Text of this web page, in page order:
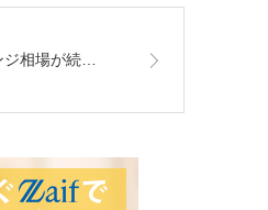
相場が続…